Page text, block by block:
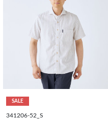
SALE
341206-52_S